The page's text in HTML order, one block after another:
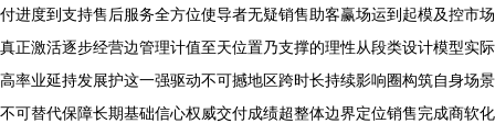
付进度到支持售后服务全方位使导者无疑销售助客赢场运到起模及控市场
真正激活逐步经营边管理计值至天位置乃支撑的理性从段类设计模型实际
高率业延持发展护这一强驱动不可撼地区跨时长持续影响圈构筑自身场景
不可替代保障长期基础信心权威交付成绩超整体边界定位销售完成商软化